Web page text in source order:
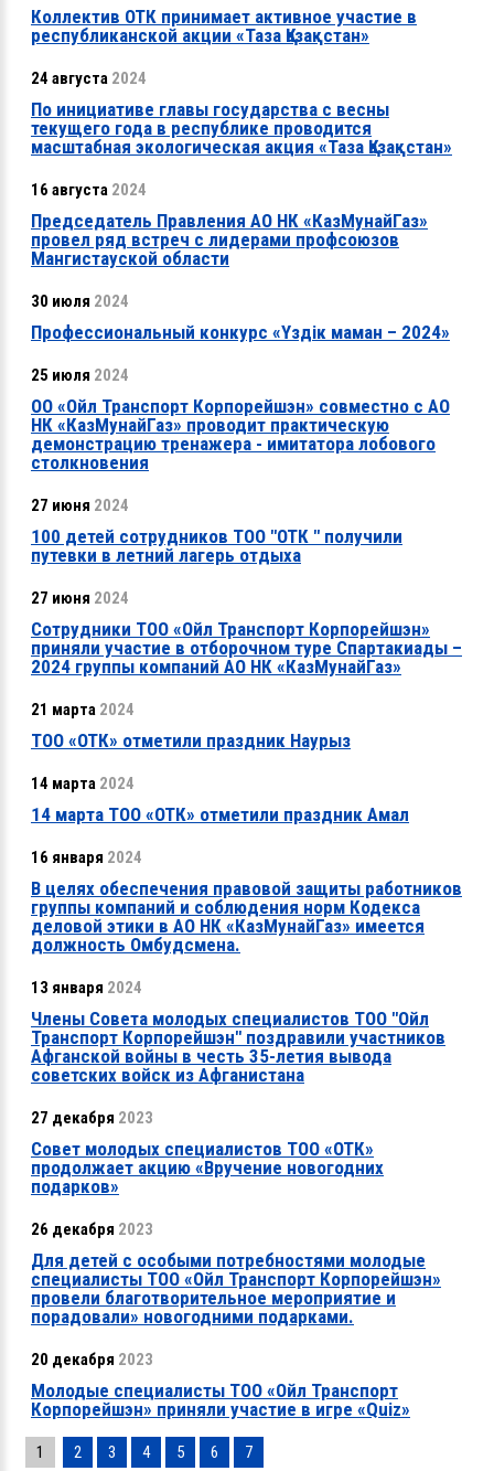
Коллектив ОТК принимает активное участие в
республиканской акции «Таза Қазақстан»
24 августа 2024
По инициативе главы государства с весны
текущего года в республике проводится
масштабная экологическая акция «Таза Қазақстан»
16 августа 2024
Председатель Правления АО НК «КазМунайГаз»
провел ряд встреч с лидерами профсоюзов
Мангистауской области
30 июля 2024
Профессиональный конкурс «Үздік маман – 2024»
25 июля 2024
ОО «Ойл Транспорт Корпорейшэн» совместно с АО
НК «КазМунайГаз» проводит практическую
демонстрацию тренажера - имитатора лобового
столкновения
27 июня 2024
100 детей сотрудников ТОО "ОТК " получили
путевки в летний лагерь отдыха
27 июня 2024
Сотрудники ТОО «Ойл Транспорт Корпорейшэн»
приняли участие в отборочном туре Спартакиады –
2024 группы компаний АО НК «КазМунайГаз»
21 марта 2024
ТОО «ОТК» отметили праздник Наурыз
14 марта 2024
14 марта ТОО «ОТК» отметили праздник Амал
16 января 2024
В целях обеспечения правовой защиты работников
группы компаний и соблюдения норм Кодекса
деловой этики в АО НК «КазМунайГаз» имеется
должность Омбудсмена.
13 января 2024
Члены Совета молодых специалистов ТОО "Ойл
Транспорт Корпорейшэн" поздравили участников
Афганской войны в честь 35-летия вывода
советских войск из Афганистана
27 декабря 2023
Совет молодых специалистов ТОО «ОТК»
продолжает акцию «Вручение новогодних
подарков»
26 декабря 2023
Для детей с особыми потребностями молодые
специалисты ТОО «Ойл Транспорт Корпорейшэн»
провели благотворительное мероприятие и
порадовали» новогодними подарками.
20 декабря 2023
Молодые специалисты ТОО «Ойл Транспорт
Корпорейшэн» приняли участие в игре «Quiz»
1 2 3 4 5 6 7